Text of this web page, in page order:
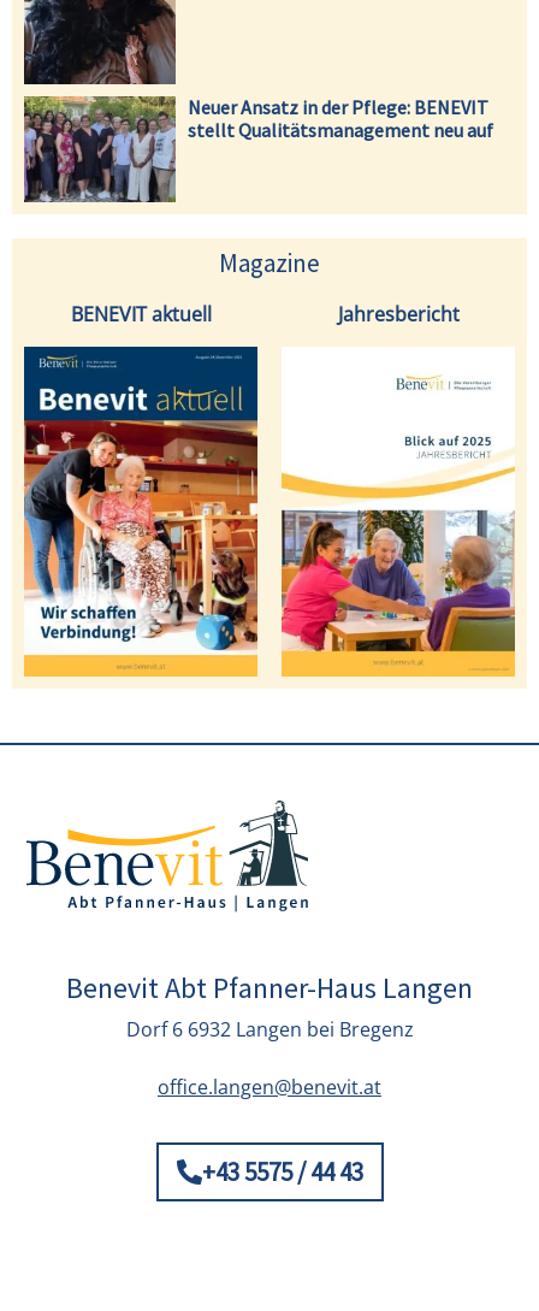
Neuer Ansatz in der Pflege: BENEVIT
stellt Qualitätsmanagement neu auf
Magazine
BENEVIT aktuell Jahresbericht
Benevit Abt Pfanner-Haus Langen
Dorf 6 6932 Langen bei Bregenz
office.langen@benevit.at
+43 5575 / 44 43